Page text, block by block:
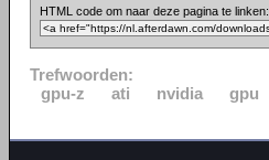
HTML code om naar deze pagina te linken:
Trefwoorden:
gpu-z
ati nvidia gpu